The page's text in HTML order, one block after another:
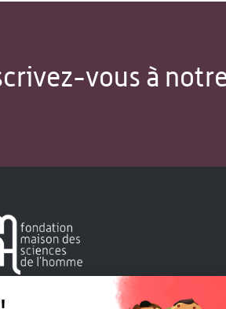
vous à
en 1963, la Fondation Maison Sciences de